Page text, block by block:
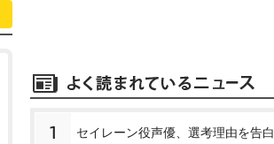
1 セイレーン役声優、選考理由を告白